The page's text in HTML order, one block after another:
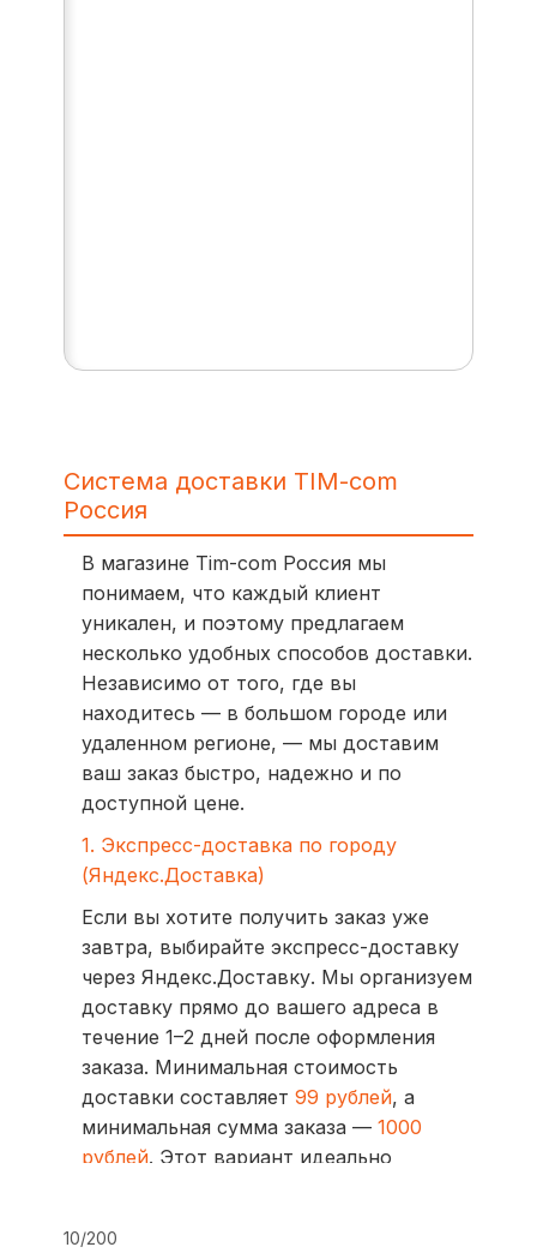
Система доставки TIM-com
Россия
В магазине Tim-com Россия мы
понимаем, что каждый клиент
уникален, и поэтому предлагаем
несколько удобных способов доставки.
Независимо от того, где вы
находитесь — в большом городе или
удаленном регионе, — мы доставим
ваш заказ быстро, надежно и по
доступной цене.
1. Экспресс-доставка по городу
(Яндекс.Доставка)
Если вы хотите получить заказ уже
завтра, выбирайте экспресс-доставку
через Яндекс.Доставку. Мы организуем
доставку прямо до вашего адреса в
течение 1–2 дней после оформления
заказа. Минимальная стоимость
доставки составляет 99 рублей, а
минимальная сумма заказа — 1000
рублей. Этот вариант идеально
10/200